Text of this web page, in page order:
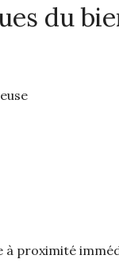
du
proximité